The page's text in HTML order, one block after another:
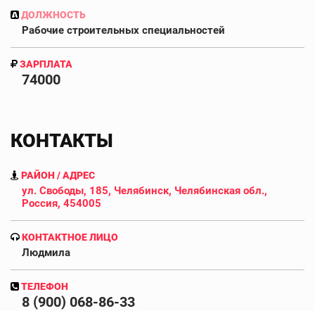
ДОЛЖНОСТЬ
Рабочие строительных специальностей
ЗАРПЛАТА
74000
КОНТАКТЫ
РАЙОН / АДРЕС
ул. Свободы, 185, Челябинск, Челябинская обл.,
Россия, 454005
КОНТАКТНОЕ ЛИЦО
Людмила
ТЕЛЕФОН
8 (900) 068-86-33